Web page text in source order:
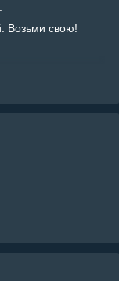
Возьми свою!